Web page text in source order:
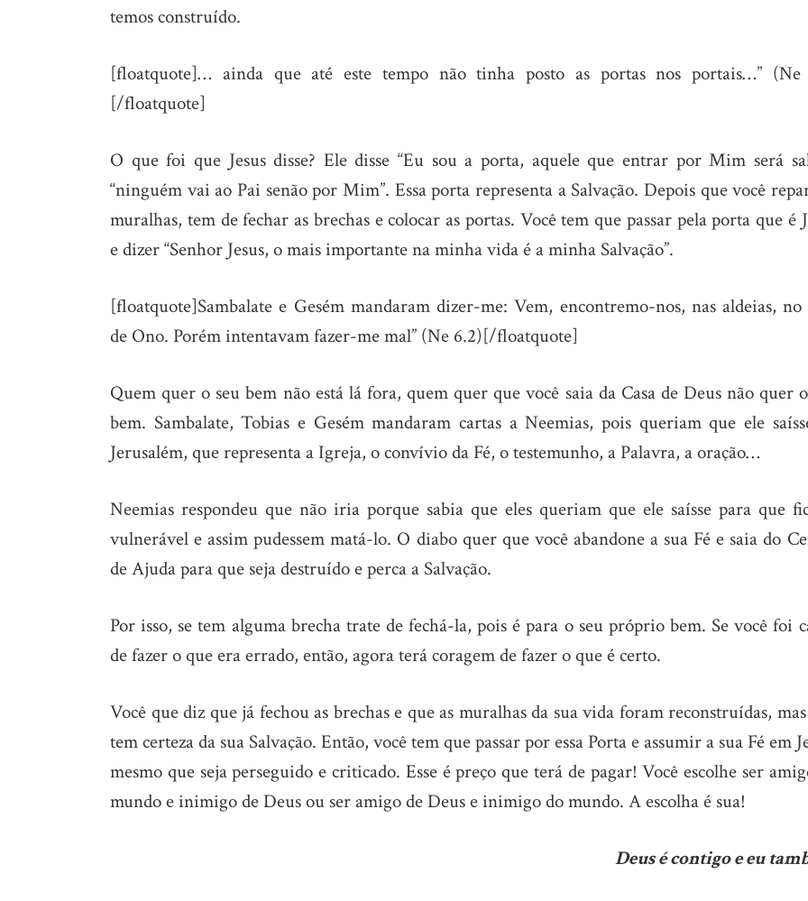
temos construído.
[floatquote]… ainda que até este tempo não tinha posto as portas nos portais…” (Ne
[/floatquote]
O que foi que Jesus disse? Ele disse “Eu sou a porta, aquele que entrar por Mim será
“ninguém vai ao Pai senão por Mim”. Essa porta representa a Salvação. Depois que você
muralhas, tem de fechar as brechas e colocar as portas. Você tem que passar pela porta que é
e dizer “Senhor Jesus, o mais importante na minha vida é a minha Salvação”.
[floatquote]Sambalate e Gesém mandaram dizer-me: Vem, encontremo-nos, nas aldeias, no
de Ono. Porém intentavam fazer-me mal” (Ne 6.2)[/floatquote]
Quem quer o seu bem não está lá fora, quem quer que você saia da Casa de Deus não quer
bem. Sambalate, Tobias e Gesém mandaram cartas a Neemias, pois queriam que ele
Jerusalém, que representa a Igreja, o convívio da Fé, o testemunho, a Palavra, a oração…
Neemias respondeu que não iria porque sabia que eles queriam que ele saísse para que
vulnerável e assim pudessem matá-lo. O diabo quer que você abandone a sua Fé e saia do
de Ajuda para que seja destruído e perca a Salvação.
Por isso, se tem alguma brecha trate de fechá-la, pois é para o seu próprio bem. Se você foi
de fazer o que era errado, então, agora terá coragem de fazer o que é certo.
Você que diz que já fechou as brechas e que as muralhas da sua vida foram reconstruídas,
tem certeza da sua Salvação. Então, você tem que passar por essa Porta e assumir a sua Fé em
mesmo que seja perseguido e criticado. Esse é preço que terá de pagar! Você escolhe ser
mundo e inimigo de Deus ou ser amigo de Deus e inimigo do mundo. A escolha é sua!
Deus é contigo e eu